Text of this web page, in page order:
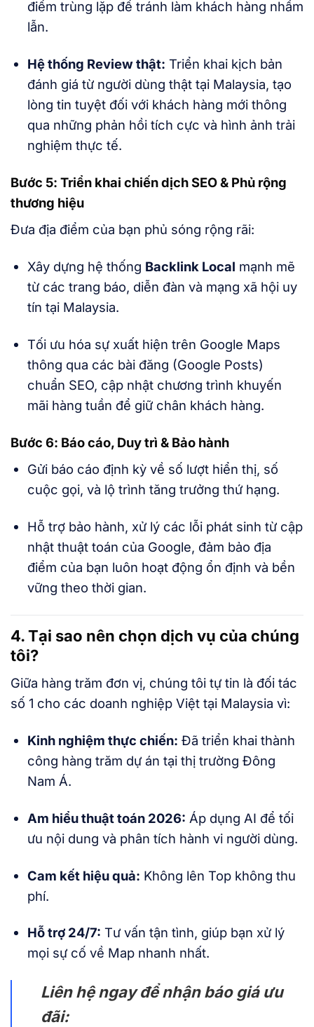
điểm trùng lặp để tránh làm khách hàng nhầm
lẫn.
Hệ thống Review thật: Triển khai kịch bản
đánh giá từ người dùng thật tại Malaysia, tạo
lòng tin tuyệt đối với khách hàng mới thông
qua những phản hồi tích cực và hình ảnh trải
nghiệm thực tế.
Bước 5: Triển khai chiến dịch SEO & Phủ rộng
thương hiệu
Đưa địa điểm của bạn phủ sóng rộng rãi:
Xây dựng hệ thống Backlink Local mạnh mẽ
từ các trang báo, diễn đàn và mạng xã hội uy
tín tại Malaysia.
Tối ưu hóa sự xuất hiện trên Google Maps
thông qua các bài đăng (Google Posts)
chuẩn SEO, cập nhật chương trình khuyến
mãi hàng tuần để giữ chân khách hàng.
Bước 6: Báo cáo, Duy trì & Bảo hành
Gửi báo cáo định kỳ về số lượt hiển thị, số
cuộc gọi, và lộ trình tăng trưởng thứ hạng.
Hỗ trợ bảo hành, xử lý các lỗi phát sinh từ cập
nhật thuật toán của Google, đảm bảo địa
điểm của bạn luôn hoạt động ổn định và bền
vững theo thời gian.
4. Tại sao nên chọn dịch vụ của chúng
tôi?
Giữa hàng trăm đơn vị, chúng tôi tự tin là đối tác
số 1 cho các doanh nghiệp Việt tại Malaysia vì:
Kinh nghiệm thực chiến: Đã triển khai thành
công hàng trăm dự án tại thị trường Đông
Nam Á.
Am hiểu thuật toán 2026: Áp dụng AI để tối
ưu nội dung và phân tích hành vi người dùng.
Cam kết hiệu quả: Không lên Top không thu
phí.
Hỗ trợ 24/7: Tư vấn tận tình, giúp bạn xử lý
mọi sự cố về Map nhanh nhất.
Liên hệ ngay để nhận báo giá ưu
đãi: